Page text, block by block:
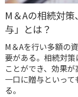
M＆Aの相続対
与」とは？
M＆Aを行い多額の
要がある。相続対
ことができ、効果
一口に贈与といっ
る。